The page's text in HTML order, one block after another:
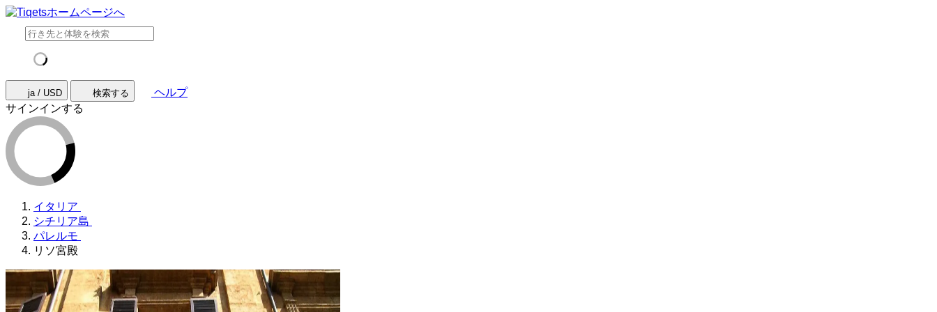
ja / USD 検索する
ヘルプ
サインインする
イタリア
シチリア島
パレルモ
リソ宮殿